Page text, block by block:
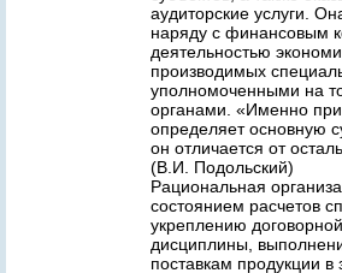
аудиторские услуги.
наряду с финансовым
деятельностью
производимых
уполномоченными на
органами. «Именно
определяет основную
он отличается от
(В.И. Подольский)
Рациональная
состоянием расчетов
укреплению
дисциплины,
поставкам продукции в